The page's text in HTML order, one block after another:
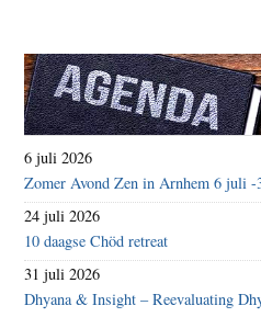
6 juli 2026
Zomer Avond Zen in Arnhem 6 juli -
24 juli 2026
10 daagse Chöd retreat
31 juli 2026
Dhyana & Insight – Reevaluating